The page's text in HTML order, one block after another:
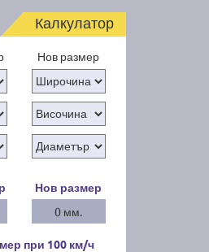
Калкулатор
Нов размер
Нов размер
0 мм.
при 100 км/ч